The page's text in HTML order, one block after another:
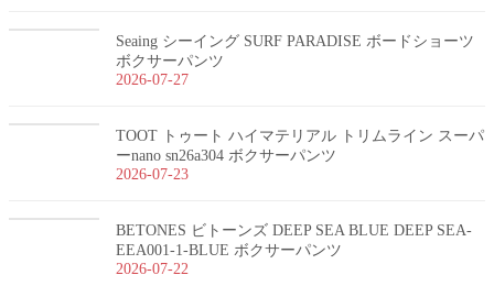
Seaing シーイング SURF PARADISE ボードショーツ
ボクサーパンツ
2026-07-27
TOOT トゥート ハイマテリアル トリムライン スーパ
ーnano sn26a304 ボクサーパンツ
2026-07-23
BETONES ビトーンズ DEEP SEA BLUE DEEP SEA-
EEA001-1-BLUE ボクサーパンツ
2026-07-22